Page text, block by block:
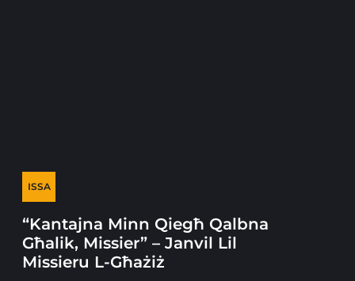
ISSA
“Kantajna Minn Qiegħ Qalbna
Għalik, Missier” – Janvil Lil
Missieru L-Għażiż